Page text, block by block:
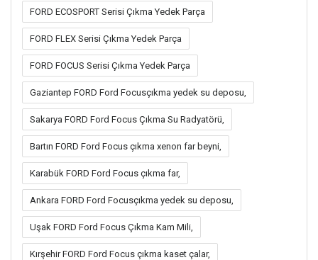
FORD ECOSPORT Serisi Çıkma Yedek Parça
FORD FLEX Serisi Çıkma Yedek Parça
FORD FOCUS Serisi Çıkma Yedek Parça
Gaziantep FORD Ford Focusçıkma yedek su deposu,
Sakarya FORD Ford Focus Çıkma Su Radyatörü,
Bartın FORD Ford Focus çıkma xenon far beyni,
Karabük FORD Ford Focus çıkma far,
Ankara FORD Ford Focusçıkma yedek su deposu,
Uşak FORD Ford Focus Çıkma Kam Mili,
Kırşehir FORD Ford Focus çıkma kaset çalar,